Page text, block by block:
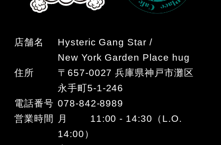
店舗名
Hysteric Gang Star /
New York Garden Place hug
住所
〒657-0027 兵庫県神戸市灘区
永手町5-1-246
電話番号 078-842-8989
営業時間
月 11:00 - 14:30（L.O.
14:00）